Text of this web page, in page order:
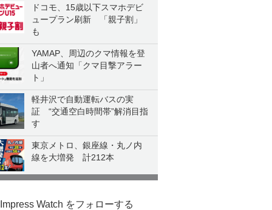
ドコモ、15歳以下スマホデビ
ュープラン刷新 「親子割」
も
YAMAP、周辺のクマ情報を登
山者へ通知「クマ目撃アラー
ト」
軽井沢で自動運転バスの実
証 “交通空白時間帯”解消目指
す
東京メトロ、銀座線・丸ノ内
線を大増発 計212本
Impress Watch をフォローする